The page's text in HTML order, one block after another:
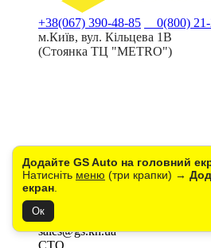
Додайте GS Auto на головний
Натисніть меню (три крапки) →
екран
Ок
+38(067) 390-48-85
0(800) 21-
м.Київ, вул. Кільцева 1В
(Стоянка ТЦ "METRO")
Пн-Пт: з 9:00 до 18:00
Сб: з 10:00 до 16:00
Нд: вихідний
sales@gs.kh.ua
СТО